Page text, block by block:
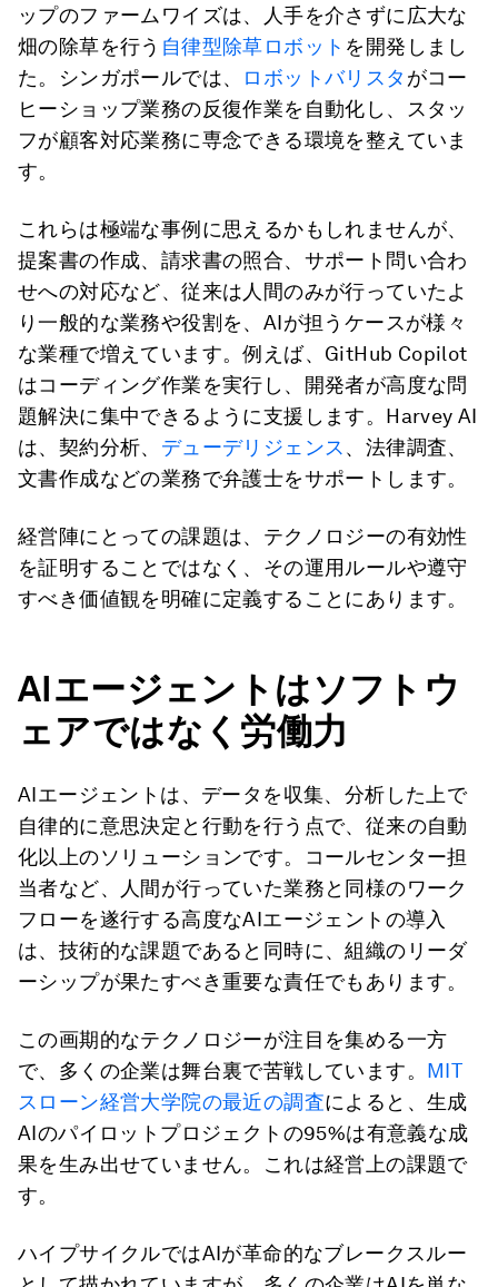
ップのファームワイズは、人手を介さずに広大な
畑の除草を行う 自律型除草ロボット を開発しまし
た。シンガポールでは、
ロボットバリスタ がコー
ヒーショップ業務の反復作業を自動化し、スタッ
フが顧客対応業務に専念できる環境を整えていま
す。
これらは極端な事例に思えるかもしれませんが、
提案書の作成、請求書の照合、サポート問い合わ
せへの対応など、従来は人間のみが行っていたよ
り一般的な業務や役割を、AIが担うケースが様々
な業種で増えています。例えば、GitHub Copilot
はコーディング作業を実行し、開発者が高度な問
題解決に集中できるように支援します。Harvey AI
は、契約分析、 デューデリジェンス 、法律調査、
文書作成などの業務で弁護士をサポートします。
経営陣にとっての課題は、テクノロジーの有効性
を証明することではなく、その運用ルールや遵守
すべき価値観を明確に定義することにあります。
AIエージェントはソフトウ
ェアではなく労働力
AIエージェントは、データを収集、分析した上で
自律的に意思決定と行動を行う点で、従来の自動
化以上のソリューションです。コールセンター担
当者など、人間が行っていた業務と同様のワーク
フローを遂行する高度なAIエージェントの導入
は、技術的な課題であると同時に、組織のリーダ
ーシップが果たすべき重要な責任でもあります。
この画期的なテクノロジーが注目を集める一方
で、多くの企業は舞台裏で苦戦しています。 MIT
スローン経営大学院の最近の調査によると、生成
AIのパイロットプロジェクトの95%は有意義な成
果を生み出せていません。これは経営上の課題で
す。
ハイプサイクルではAIが革命的なブレークスルー